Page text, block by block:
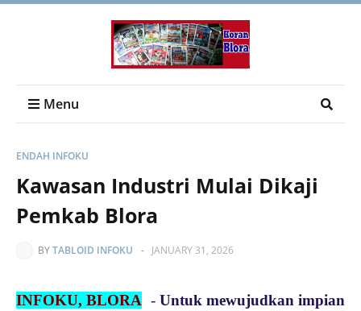
Menu
ENDAH INFOKU
Kawasan Industri Mulai Dikaji
Pemkab Blora
BYTABLOID INFOKU - JANUARY 31, 2026
INFOKU, BLORA - Untuk mewujudkan impian